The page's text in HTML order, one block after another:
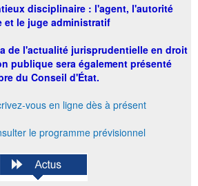
disciplinaire : l'agent, l'autorité
et le juge administratif
de l'actualité jurisprudentielle en droit
publique sera également présenté
du Conseil d'État.
vous en ligne dès à présent
le programme prévisionnel